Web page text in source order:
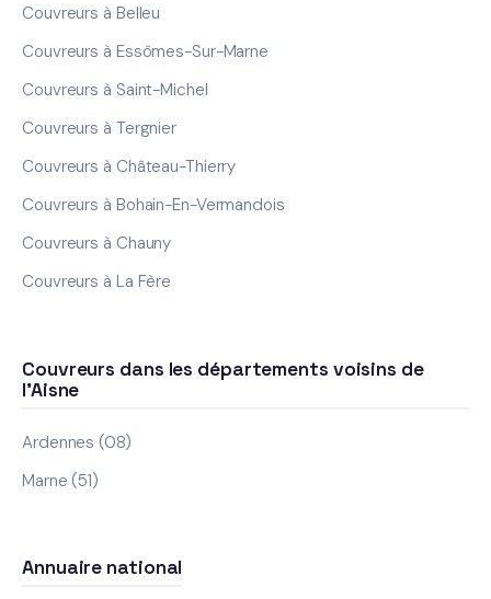
Couvreurs à Belleu
Couvreurs à Essômes-Sur-Marne
Couvreurs à Saint-Michel
Couvreurs à Tergnier
Couvreurs à Château-Thierry
Couvreurs à Bohain-En-Vermandois
Couvreurs à Chauny
Couvreurs à La Fère
Couvreurs dans les départements voisins de
l'Aisne
Ardennes (08)
Marne (51)
Annuaire national